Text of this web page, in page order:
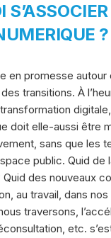
?
en promesse autour
transitions. À
doit elle-aussi être
sans que les
public. Quid de
des nouveaux
au travail, dans
traversons,
etc.